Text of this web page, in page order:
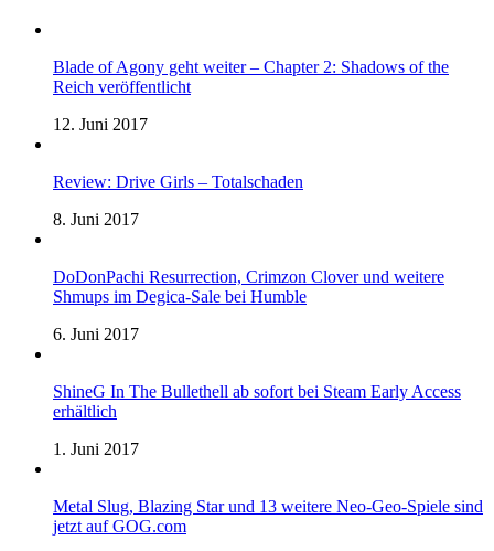
Blade of Agony geht weiter – Chapter 2: Shadows of the
Reich veröffentlicht
12. Juni 2017
Review: Drive Girls – Totalschaden
8. Juni 2017
DoDonPachi Resurrection, Crimzon Clover und weitere
Shmups im Degica-Sale bei Humble
6. Juni 2017
ShineG In The Bullethell ab sofort bei Steam Early Access
erhältlich
1. Juni 2017
Metal Slug, Blazing Star und 13 weitere Neo-Geo-Spiele sind
jetzt auf GOG.com